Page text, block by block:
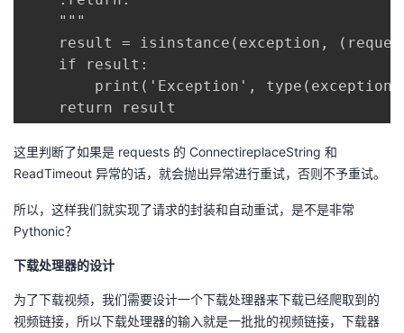
"""
result = isinstance(exception,
if result:
print('Exception', type(exception),
return result
这里判断了如果是 requests 的 ConnectireplaceString 和
ReadTimeout 异常的话，就会抛出异常进行重试，否则不予重试。
所以，这样我们就实现了请求的封装和自动重试，是不是非常
Pythonic？
下载处理器的设计
为了下载视频，我们需要设计一个下载处理器来下载已经爬取到的
视频链接，所以下载处理器的输入就是一批批的视频链接，下载器